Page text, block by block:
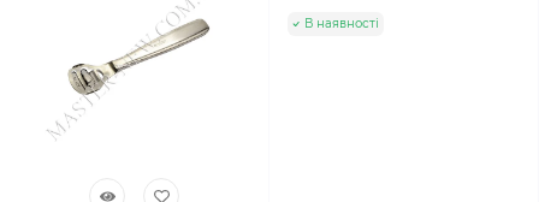
В наявності